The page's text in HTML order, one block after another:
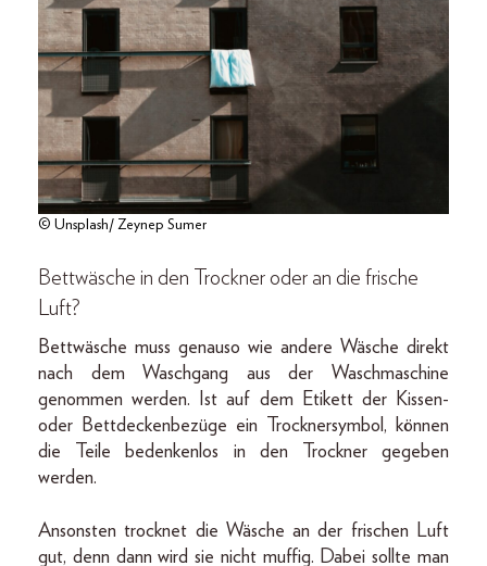
© Unsplash/ Zeynep Sumer
Bettwäsche in den Trockner oder an die frische
Luft?
Bettwäsche muss genauso wie andere Wäsche direkt
nach dem Waschgang aus der Waschmaschine
genommen werden. Ist auf dem Etikett der Kissen-
oder Bettdeckenbezüge ein Trocknersymbol, können
die Teile bedenkenlos in den Trockner gegeben
werden.
Ansonsten trocknet die Wäsche an der frischen Luft
gut, denn dann wird sie nicht muffig. Dabei sollte man